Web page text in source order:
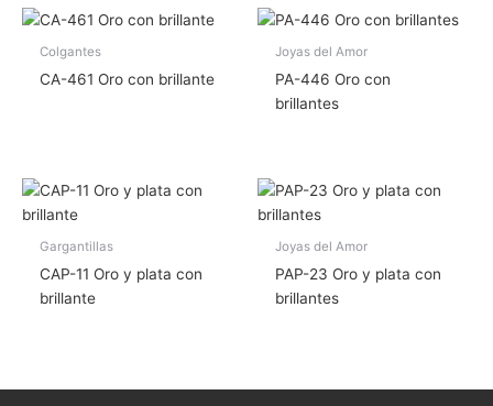
Colgantes
CA-461 Oro con brillante
Joyas del Amor
PA-446 Oro con
brillantes
Gargantillas
CAP-11 Oro y plata con
brillante
Joyas del Amor
PAP-23 Oro y plata con
brillantes